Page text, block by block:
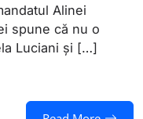
Alinei
spune că nu o
Luciani și […]